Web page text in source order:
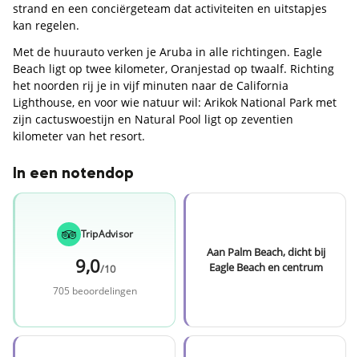
strand en een conciërgeteam dat activiteiten en uitstapjes
kan regelen.
Met de huurauto verken je Aruba in alle richtingen. Eagle
Beach ligt op twee kilometer, Oranjestad op twaalf. Richting
het noorden rij je in vijf minuten naar de California
Lighthouse, en voor wie natuur wil: Arikok National Park met
zijn cactuswoestijn en Natural Pool ligt op zeventien
kilometer van het resort.
In een notendop
TripAdvisor
9,0/10
705 beoordelingen
Aan Palm Beach, dicht bij
Eagle Beach en centrum